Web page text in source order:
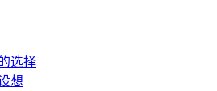
选择
想